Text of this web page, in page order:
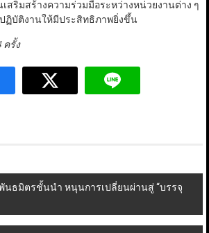
สริมสร้างความร่วมมือระหว่างหน่วยงานต่าง ๆ
ฏิบัติงานให้มีประสิทธิภาพยิ่งขึ้น
ครั้ง
นธมิตรชั้นนำ หนุนการเปลี่ยนผ่านสู่ “บรรจุ